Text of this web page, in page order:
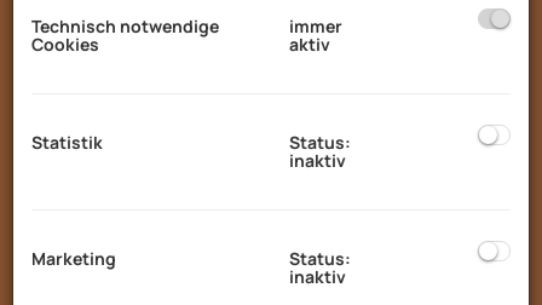
Postsind bequem und schnell erreichbar 🏫
🛒📮.
harmonische Wohnatmosphäre. Große
Blick auf die umliegende Natur 🌞🌿 – perfekt
für alle, die ein helles und freundliches
Technisch notwendige
Cookies
immer
aktiv
Statistik Status:
inaktiv
Marketing Status:
inaktiv